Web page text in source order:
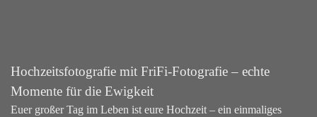
Hochzeitsfotografie mit FriFi-Fotografie – echte
Momente für die Ewigkeit
Euer großer Tag im Leben ist eure Hochzeit – ein einmaliges